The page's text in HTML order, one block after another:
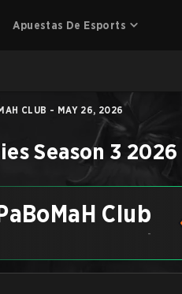
Apuestas De Esports
CLUB - MAY 26, 2026
Season 3 2026
Club
-